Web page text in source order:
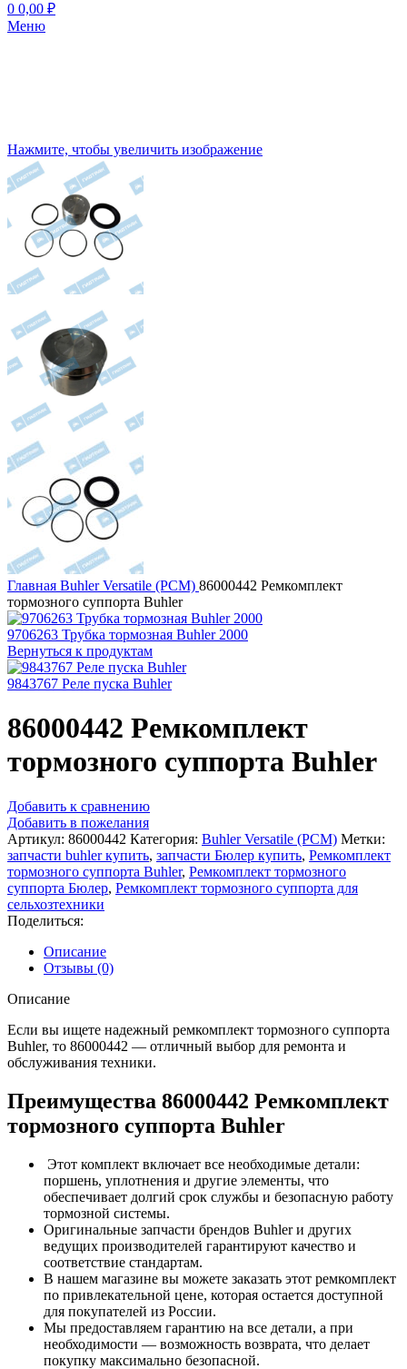
0 0,00 ₽
Меню
Нажмите, чтобы увеличить изображение
Главная Buhler Versatile (РСМ) 86000442 Ремкомплект
тормозного суппорта Buhler
9706263 Трубка тормозная Buhler 2000
Вернуться к продуктам
9843767 Реле пуска Buhler
86000442 Ремкомплект
тормозного суппорта Buhler
Добавить к сравнению
Добавить в пожелания
Артикул: 86000442 Категория: Buhler Versatile (РСМ) Метки:
запчасти buhler купить, запчасти Бюлер купить, Ремкомплект
тормозного суппорта Buhler, Ремкомплект тормозного
суппорта Бюлер, Ремкомплект тормозного суппорта для
сельхозтехники
Поделиться:
Описание
Отзывы (0)
Описание
Если вы ищете надежный ремкомплект тормозного суппорта
Buhler, то 86000442 — отличный выбор для ремонта и
обслуживания техники.
Преимущества 86000442 Ремкомплект
тормозного суппорта Buhler
Этот комплект включает все необходимые детали:
поршень, уплотнения и другие элементы, что
обеспечивает долгий срок службы и безопасную работу
тормозной системы.
Оригинальные запчасти брендов Buhler и других
ведущих производителей гарантируют качество и
соответствие стандартам.
В нашем магазине вы можете заказать этот ремкомплект
по привлекательной цене, которая остается доступной
для покупателей из России.
Мы предоставляем гарантию на все детали, а при
необходимости — возможность возврата, что делает
покупку максимально безопасной.